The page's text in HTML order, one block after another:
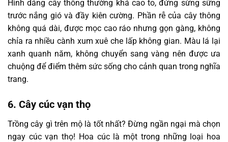
Hình dáng cây thông thường khá cao to, đứng sừng sững
trước nắng gió và đầy kiên cường. Phần rễ của cây thông
không quá dài, được mọc cao ráo nhưng gọn gàng, không
chỉa ra nhiều cành xum xuê che lấp không gian. Màu lá lại
xanh quanh năm, không chuyển sang vàng nên được ưa
chuộng để điểm thêm sức sống cho cảnh quan trong nghĩa
trang.
6. Cây cúc vạn thọ
Trồng cây gì trên mộ là tốt nhất? Đừng ngần ngại mà chọn
ngay cúc vạn thọ! Hoa cúc là một trong những loại hoa